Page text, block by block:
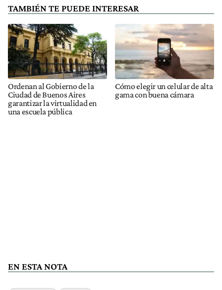
TAMBIÉN TE PUEDE INTERESAR
Ordenan al Gobierno de la
Ciudad de Buenos Aires
garantizar la virtualidad en
una escuela pública
Cómo elegir un celular de alta
gama con buena cámara
EN ESTA NOTA